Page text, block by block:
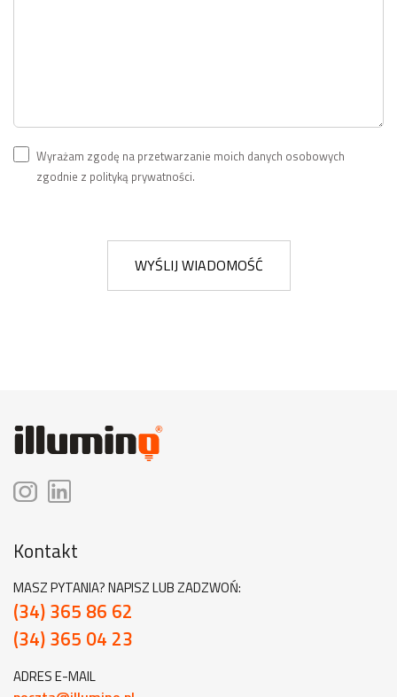
Wyrażam zgodę na przetwarzanie moich danych osobowych
zgodnie z polityką prywatności.
WYŚLIJ WIADOMOŚĆ
Kontakt
MASZ PYTANIA? NAPISZ LUB ZADZWOŃ:
(34) 365 86 62
(34) 365 04 23
ADRES E-MAIL